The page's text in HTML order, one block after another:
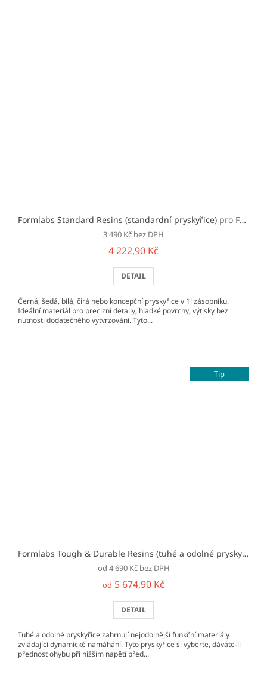
Formlabs Standard Resins (standardní pryskyřice) pro Form 2/3/+
3 490 Kč bez DPH
4 222,90 Kč
DETAIL
Černá, šedá, bílá, čirá nebo koncepční pryskyřice v 1l zásobníku.
Ideální materiál pro precizní detaily, hladké povrchy, výtisky bez
nutnosti dodatečného vytvrzování. Tyto...
Tip
Formlabs Tough & Durable Resins (tuhé a odolné pryskyřice)
od 4 690 Kč bez DPH
od 5 674,90 Kč
DETAIL
Tuhé a odolné pryskyřice zahrnují nejodolnější funkční materiály
zvládající dynamické namáhání. Tyto pryskyřice si vyberte, dáváte-li
přednost ohybu při nižším napětí před...